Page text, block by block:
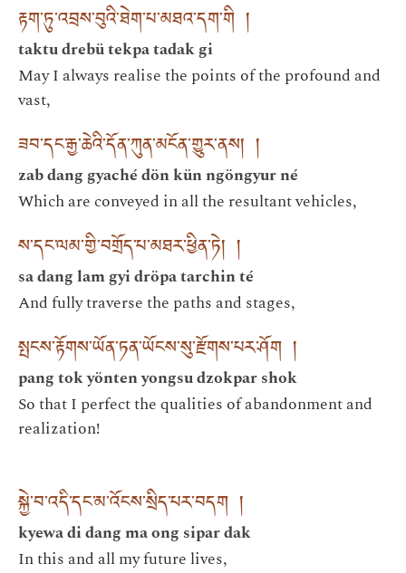
རྟག་ཏུ་འབྲས་བུའི་ཐེག་པ་མཐའ་དག་གི །
taktu drebü tekpa tadak gi
May I always realise the points of the profound and
vast,
ཟབ་དང་རྒྱ་ཆེའི་དོན་ཀུན་མངོན་གྱུར་ནས། །
zab dang gyaché dön kün ngöngyur né
Which are conveyed in all the resultant vehicles,
ས་དང་ལམ་གྱི་བགྲོད་པ་མཐར་ཕྱིན་ཏེ། །
sa dang lam gyi dröpa tarchin té
And fully traverse the paths and stages,
སྤངས་རྟོགས་ཡོན་ཏན་ཡོངས་སུ་རྫོགས་པར་ཤོག །
pang tok yönten yongsu dzokpar shok
So that I perfect the qualities of abandonment and
realization!
སྐྱེ་བ་འདི་དང་མ་འོངས་སྲིད་པར་བདག །
kyewa di dang ma ong sipar dak
In this and all my future lives,